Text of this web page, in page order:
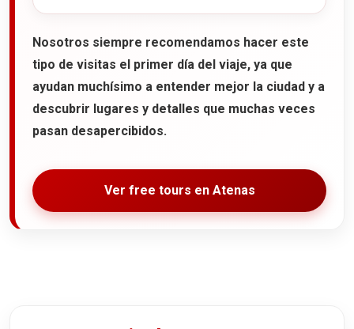
Nosotros siempre recomendamos hacer este
tipo de visitas el primer día del viaje, ya que
ayudan muchísimo a entender mejor la ciudad y a
descubrir lugares y detalles que muchas veces
pasan desapercibidos.
Ver free tours en Atenas